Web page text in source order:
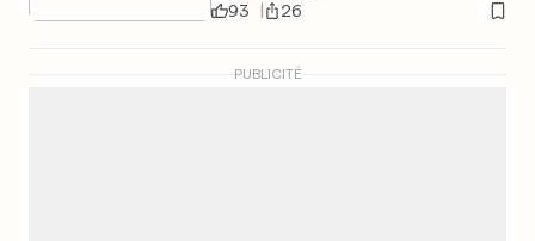
93 26
PUBLICITÉ